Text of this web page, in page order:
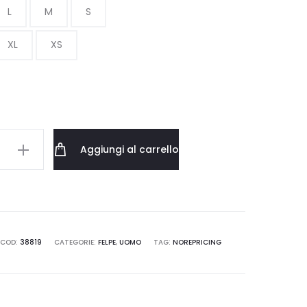
L M S
XL XS
Aggiungi al carrello
COD: 38819 CATEGORIE: FELPE, UOMO TAG: NOREPRICING